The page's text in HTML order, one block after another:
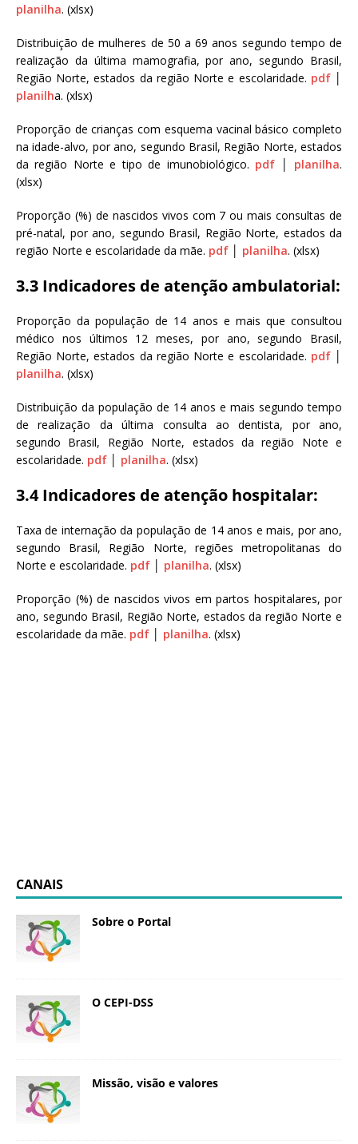
planilha. (xlsx)
Distribuição de mulheres de 50 a 69 anos segundo tempo de
realização da última mamografia, por ano, segundo Brasil,
Região Norte, estados da região Norte e escolaridade. pdf│
planilha. (xlsx)
Proporção de crianças com esquema vacinal básico completo
na idade-alvo, por ano, segundo Brasil, Região Norte, estados
da região Norte e tipo de imunobiológico. pdf planilha.
(xlsx)
Proporção (%) de nascidos vivos com 7 ou mais consultas de
pré-natal, por ano, segundo Brasil, Região Norte, estados da
região Norte e escolaridade da mãe. pdf planilha. (xlsx)
3.3 Indicadores de atenção ambulatorial:
Proporção da população de 14 anos e mais que consultou
médico nos últimos 12 meses, por ano, segundo Brasil,
Região Norte, estados da região Norte e escolaridade. pdf│
planilha. (xlsx)
Distribuição da população de 14 anos e mais segundo tempo
de realização da última consulta ao dentista, por ano,
segundo Brasil, Região Norte, estados da região Note e
escolaridade. pdf planilha. (xlsx)
3.4 Indicadores de atenção hospitalar:
Taxa de internação da população de 14 anos e mais, por ano,
segundo Brasil, Região Norte, regiões metropolitanas do
Norte e escolaridade. pdf planilha. (xlsx)
Proporção (%) de nascidos vivos em partos hospitalares, por
ano, segundo Brasil, Região Norte, estados da região Norte e
escolaridade da mãe. pdf planilha. (xlsx)
CANAIS
Sobre o Portal
O CEPI-DSS
Missão, visão e valores